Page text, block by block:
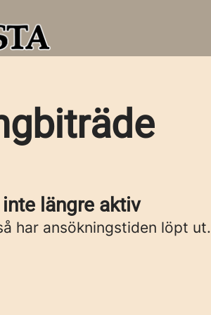
längre aktiv
har ansökningstiden löpt ut.